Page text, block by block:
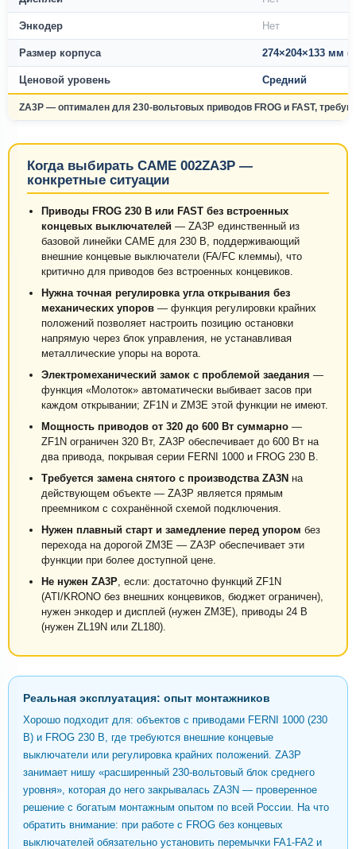
Энкодер Нет
Размер корпуса 274×204×133 мм
Ценовой уровень Средний
ZA3P — оптимален для 230-вольтовых приводов FROG и FAST,
Когда выбирать CAME 002ZA3P —
конкретные ситуации
Приводы FROG 230 В или FAST без встроенных
концевых выключателей — ZA3P единственный из
базовой линейки CAME для 230 В, поддерживающий
внешние концевые выключатели (FA/FC клеммы), что
критично для приводов без встроенных концевиков.
Нужна точная регулировка угла открывания без
механических упоров — функция регулировки крайних
положений позволяет настроить позицию остановки
напрямую через блок управления, не устанавливая
металлические упоры на ворота.
Электромеханический замок с проблемой заедания —
функция «Молоток» автоматически выбивает засов при
каждом открывании; ZF1N и ZM3E этой функции не имеют.
Мощность приводов от 320 до 600 Вт суммарно —
ZF1N ограничен 320 Вт, ZA3P обеспечивает до 600 Вт на
два привода, покрывая серии FERNI 1000 и FROG 230 В.
Требуется замена снятого с производства ZA3N на
действующем объекте — ZA3P является прямым
преемником с сохранённой схемой подключения.
Нужен плавный старт и замедление перед упором без
перехода на дорогой ZM3E — ZA3P обеспечивает эти
функции при более доступной цене.
Не нужен ZA3P , если: достаточно функций ZF1N
(ATI/KRONO без внешних концевиков, бюджет ограничен),
нужен энкодер и дисплей (нужен ZM3E), приводы 24 В
(нужен ZL19N или ZL180).
Реальная эксплуатация: опыт монтажников
Хорошо подходит для: объектов с приводами FERNI 1000 (230
В) и FROG 230 В, где требуются внешние концевые
выключатели или регулировка крайних положений. ZA3P
занимает нишу «расширенный 230-вольтовый блок среднего
уровня», которая до него закрывалась ZA3N — проверенное
решение с богатым монтажным опытом по всей России. На что
обратить внимание: при работе с FROG без концевых
выключателей обязательно установить перемычки FA1-FA2 и